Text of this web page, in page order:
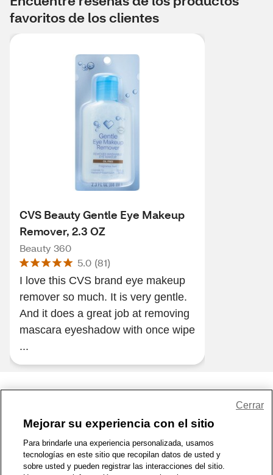
favoritos de los clientes
CVS Beauty Gentle Eye Makeup
Remover, 2.3 OZ
Beauty 360
5.0 (81)
I love this CVS brand eye makeup
remover so much. It is very gentle.
And it does a great job at removing
mascara eyeshadow with once wipe
...
1-800-679-9691 | Contáctenos | Términos de Uso | Accesibilidad
Política de Privacidad | WA Privacy Policy | Mapa del sitio
Zona de Bienestar | © 1999 - 2026 CVS.com
Mejorar su experiencia con el sitio
Para brindarle una experiencia personalizada, usamos
tecnologías en este sitio que recopilan datos de usted y
sobre usted y pueden registrar las interacciones del sitio.
Cerrar